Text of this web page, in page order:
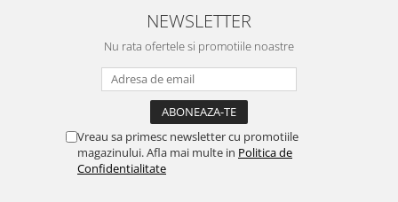
NEWSLETTER
Nu rata ofertele si promotiile noastre
Vreau sa primesc newsletter cu promotiile
magazinului. Afla mai multe in Politica de
Confidentialitate